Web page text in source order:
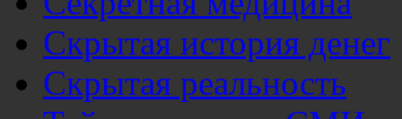
Скрытая история денег
Скрытая реальность